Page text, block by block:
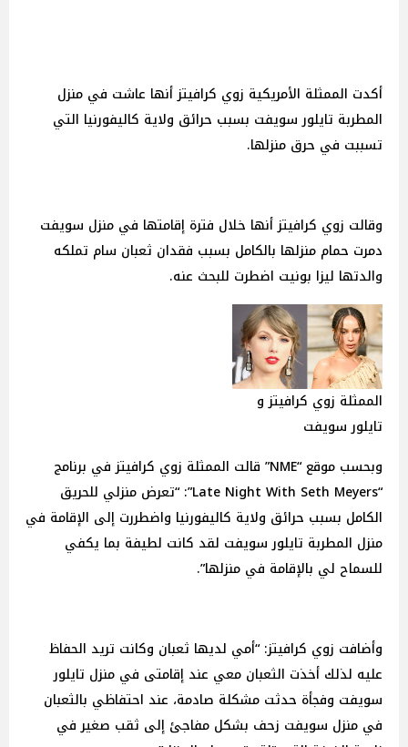
أكدت الممثلة الأمريكية زوي كرافيتز أنها عاشت في منزل
المطربة تايلور سويفت بسبب حرائق ولاية كاليفورنيا التي
تسببت في حرق منزلها.
وقالت زوي كرافيتز أنها خلال فترة إقامتها في منزل سويفت
دمرت حمام منزلها بالكامل بسبب فقدان ثعبان سام تملكه
والدتها ليزا بونيت اضطرت للبحث عنه.
الممثلة زوي كرافيتز و
تايلور سويفت
وبحسب موقع “NME” قالت الممثلة زوي كرافيتز في برنامج
“Late Night With Seth Meyers”: “تعرض منزلي للحريق
الكامل بسبب حرائق ولاية كاليفورنيا واضطررت إلى الإقامة في
منزل المطربة تايلور سويفت لقد كانت لطيفة بما يكفي
للسماح لي بالإقامة في منزلها”.
وأضافت زوي كرافيتز: “أمي لديها ثعبان وكانت تريد الحفاظ
عليه لذلك أخذت الثعبان معي عند إقامتى في منزل تايلور
سويفت وفجأة حدثت مشكلة صادمة، عند احتفاظي بالثعبان
في منزل سويفت زحف بشكل مفاجئ إلى ثقب صغير في